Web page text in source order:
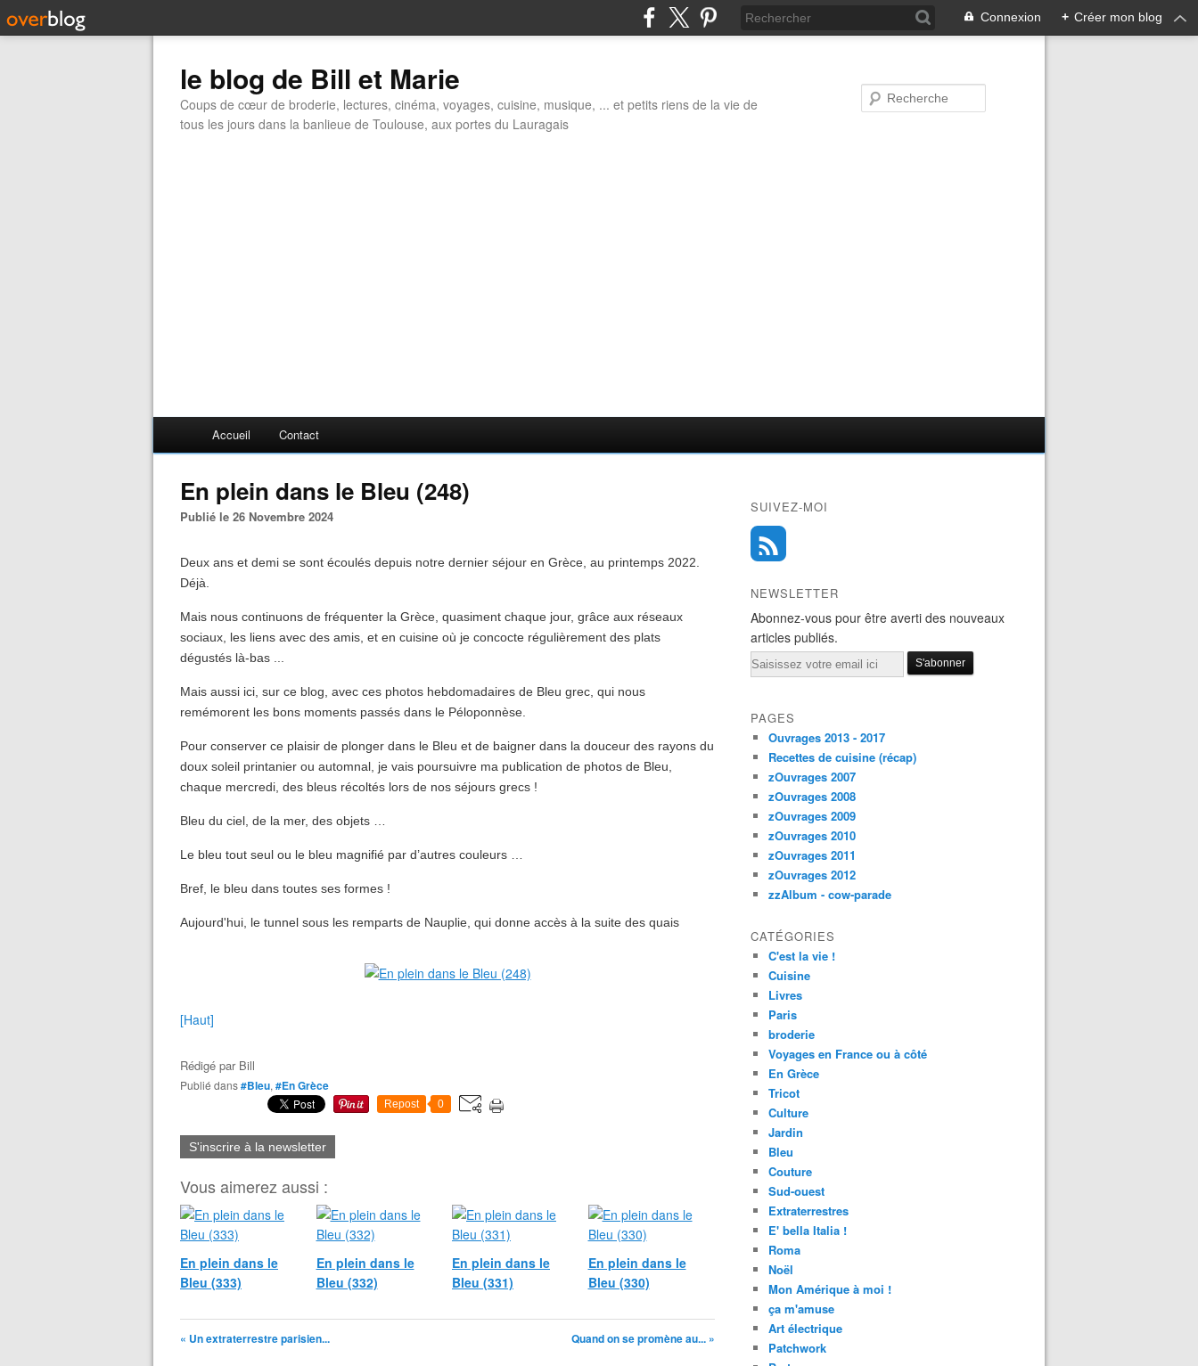
Connexion + Créer mon blog
le blog de Bill et Marie
Coups de cœur de broderie, lectures, cinéma, voyages, cuisine, musique, ... et petits riens de la vie de
tous les jours dans la banlieue de Toulouse, aux portes du Lauragais
Accueil Contact
En plein dans le Bleu (248)
Publié le 26 Novembre 2024
Deux ans et demi se sont écoulés depuis notre dernier séjour en Grèce, au printemps 2022.
Déjà.
Mais nous continuons de fréquenter la Grèce, quasiment chaque jour, grâce aux réseaux
sociaux, les liens avec des amis, et en cuisine où je concocte régulièrement des plats
dégustés là-bas ...
Mais aussi ici, sur ce blog, avec ces photos hebdomadaires de Bleu grec, qui nous
remémorent les bons moments passés dans le Péloponnèse.
Pour conserver ce plaisir de plonger dans le Bleu et de baigner dans la douceur des rayons du
doux soleil printanier ou automnal, je vais poursuivre ma publication de photos de Bleu,
chaque mercredi, des bleus récoltés lors de nos séjours grecs !
Bleu du ciel, de la mer, des objets …
Le bleu tout seul ou le bleu magnifié par d’autres couleurs …
Bref, le bleu dans toutes ses formes !
Aujourd'hui, le tunnel sous les remparts de Nauplie, qui donne accès à la suite des quais
[Haut]
Rédigé par Bill
Publié dans#Bleu, #En Grèce
Repost 0
S'inscrire à la newsletter
Vous aimerez aussi :
En plein dans le
Bleu (333)
En plein dans le
Bleu (332)
En plein dans le
Bleu (331)
En plein dans le
Bleu (330)
« Un extraterrestre parisien... Quand on se promène au... »
SUIVEZ-MOI
NEWSLETTER
Abonnez-vous pour être averti des nouveaux
articles publiés.
Email
PAGES
Ouvrages 2013 - 2017
Recettes de cuisine (récap)
zOuvrages 2007
zOuvrages 2008
zOuvrages 2009
zOuvrages 2010
zOuvrages 2011
zOuvrages 2012
zzAlbum - cow-parade
CATÉGORIES
C'est la vie !
Cuisine
Livres
Paris
broderie
Voyages en France ou à côté
En Grèce
Tricot
Culture
Jardin
Bleu
Couture
Sud-ouest
Extraterrestres
E' bella Italia !
Roma
Noël
Mon Amérique à moi !
ça m'amuse
Art électrique
Patchwork